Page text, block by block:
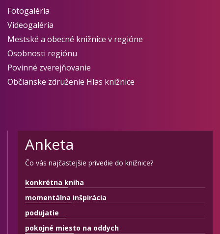
Fotogaléria
Videogaléria
Mestské a obecné knižnice v regióne
Osobnosti regiónu
Povinné zverejňovanie
Občianske združenie Hlas knižnice
Anketa
Čo vás najčastejšie privedie do knižnice?
konkrétna kniha
momentálna inšpirácia
podujatie
pokojné miesto na oddych